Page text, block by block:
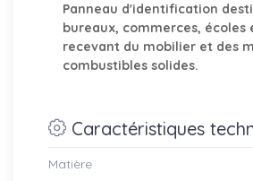
Panneau d'identification
bureaux, commerces, écoles
recevant du mobilier et des
combustibles solides.
Caractéristiques
Matière